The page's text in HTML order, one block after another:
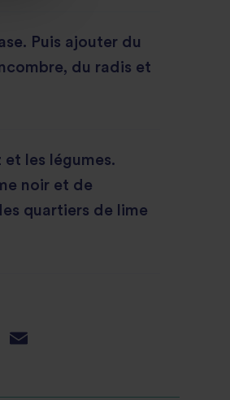
Puis ajouter du
du radis et
et les légumes.
noir et de
quartiers de lime